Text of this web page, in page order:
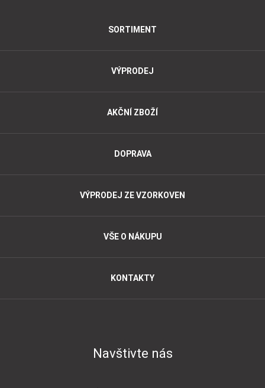
SORTIMENT
VÝPRODEJ
AKČNÍ ZBOŽÍ
DOPRAVA
VÝPRODEJ ZE VZORKOVEN
VŠE O NÁKUPU
KONTAKTY
Navštivte nás